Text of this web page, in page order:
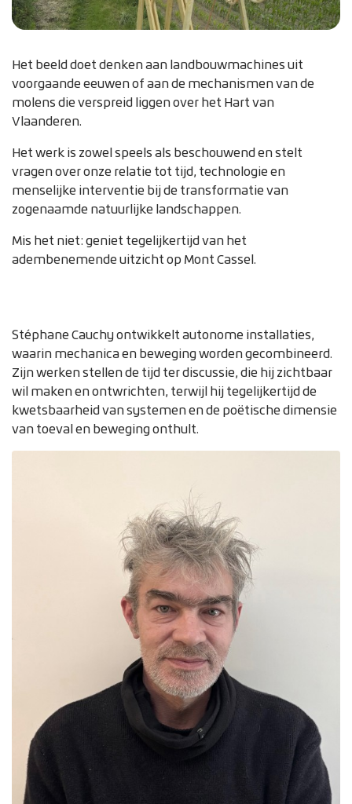
Het beeld doet denken aan landbouwmachines uit
voorgaande eeuwen of aan de mechanismen van de
molens die verspreid liggen over het Hart van
Vlaanderen.
Het werk is zowel speels als beschouwend en stelt
vragen over onze relatie tot tijd, technologie en
menselijke interventie bij de transformatie van
zogenaamde natuurlijke landschappen.
Mis het niet: geniet tegelijkertijd van het
adembenemende uitzicht op Mont Cassel.
Stéphane Cauchy ontwikkelt autonome installaties,
waarin mechanica en beweging worden gecombineerd.
Zijn werken stellen de tijd ter discussie, die hij zichtbaar
wil maken en ontwrichten, terwijl hij tegelijkertijd de
kwetsbaarheid van systemen en de poëtische dimensie
van toeval en beweging onthult.